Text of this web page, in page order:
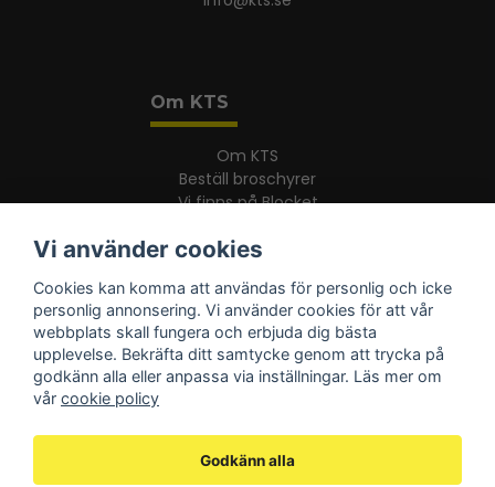
Om KTS
Om KTS
Beställ broschyrer
Vi finns på Blocket
Information
Vanliga frågor
Sprängskisser
Integritetspolicy
Ångerrätt och returpolicy
Vi använder cookies
Cookies kan komma att användas för personlig och icke
personlig annonsering. Vi använder cookies för att vår
webbplats skall fungera och erbjuda dig bästa
upplevelse. Bekräfta ditt samtycke genom att trycka på
godkänn alla eller anpassa via inställningar. Läs mer om
vår cookie policy
Godkänn alla